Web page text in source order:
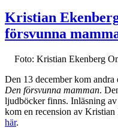
Kristian
försvunna
Foto: Kristian Ekenberg
Den 13 december kom
Den försvunna mamman.
ljudböcker finns. Inläsning
kom en recension av
här.